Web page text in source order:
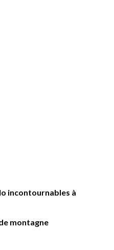
incontournables à
montagne